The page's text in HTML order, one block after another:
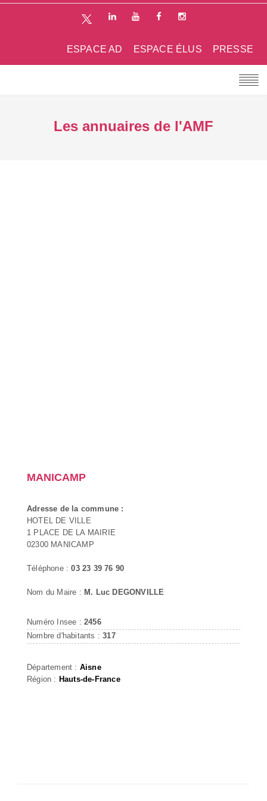
PRESSE
ESPACE ÉLUS
ESPACE AD
Les annuaires de l'AMF
MANICAMP
Adresse de la commune :
HOTEL DE VILLE
1 PLACE DE LA MAIRIE
02300 MANICAMP
Téléphone :03 23 39 76 90
Nom du Maire : M. Luc DEGONVILLE
Numéro Insee : 2456
Nombre d'habitants :317
Département : Aisne
Région : Hauts-de-France